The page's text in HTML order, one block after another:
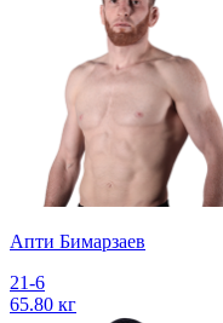
Апти Бимарзаев
21-6
65.80 кг